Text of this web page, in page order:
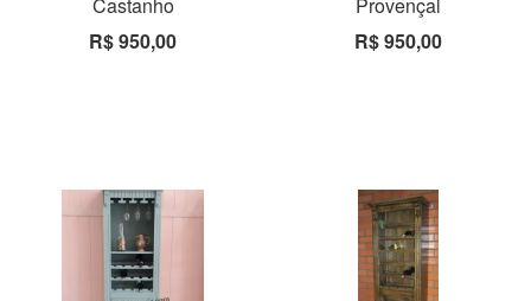
Castanho
R$ 950,00
Provençal
R$ 950,00